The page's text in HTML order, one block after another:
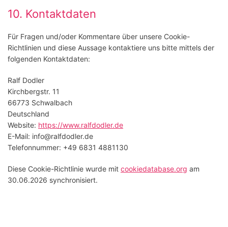
10. Kontaktdaten
Für Fragen und/oder Kommentare über unsere Cookie-
Richtlinien und diese Aussage kontaktiere uns bitte mittels der
folgenden Kontaktdaten:
Ralf Dodler
Kirchbergstr. 11
66773 Schwalbach
Deutschland
Website: https://www.ralfdodler.de
E-Mail: info@ralfdodler.de
Telefonnummer: +49 6831 4881130
Diese Cookie-Richtlinie wurde mit cookiedatabase.org am
30.06.2026 synchronisiert.